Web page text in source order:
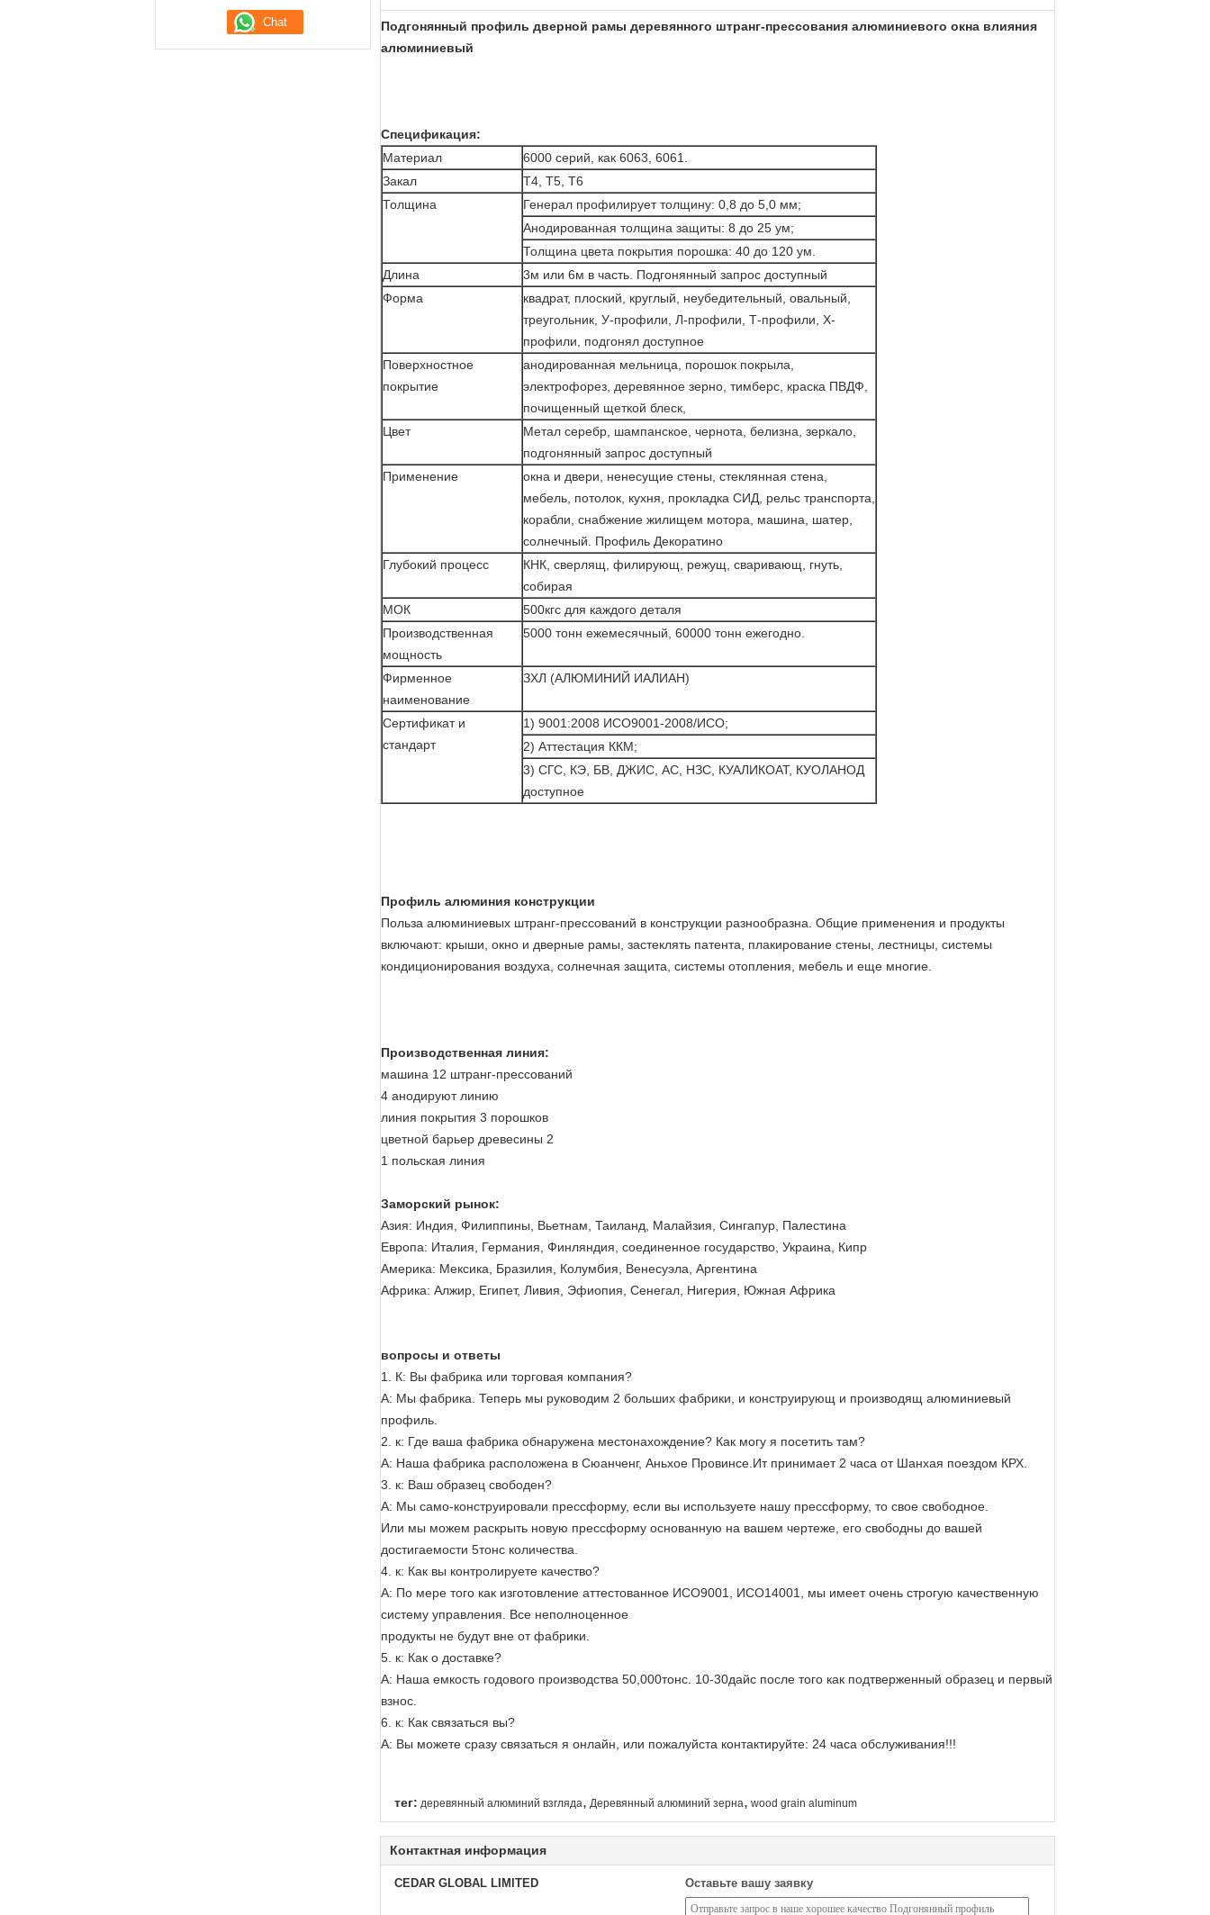
Подгонянный профиль дверной рамы деревянного штранг-прессования алюминиевого окна влияния
алюминиевый
Спецификация:
Материал
6000 серий, как 6063, 6061.
Закал
Т4, Т5, Т6
Толщина
Генерал профилирует толщину: 0,8 до 5,0 мм;
Анодированная толщина защиты: 8 до 25 ум;
Толщина цвета покрытия порошка: 40 до 120 ум.
Длина
3м или 6м в часть. Подгонянный запрос доступный
Форма
квадрат, плоский, круглый, неубедительный, овальный,
треугольник, У-профили, Л-профили, Т-профили, Х-
профили, подгонял доступное
Поверхностное
покрытие
анодированная мельница, порошок покрыла,
электрофорез, деревянное зерно, тимберс, краска ПВДФ,
почищенный щеткой блеск,
Цвет
Метал серебр, шампанское, чернота, белизна, зеркало,
подгонянный запрос доступный
Применение
окна и двери, ненесущие стены, стеклянная стена,
мебель, потолок, кухня, прокладка СИД, рельс транспорта,
корабли, снабжение жилищем мотора, машина, шатер,
солнечный. Профиль Декоратино
Глубокий процесс
КНК, сверлящ, филирующ, режущ, сваривающ, гнуть,
собирая
МОК
500кгс для каждого деталя
Производственная
мощность
5000 тонн ежемесячный, 60000 тонн ежегодно.
Фирменное
наименование
ЗХЛ (АЛЮМИНИЙ ИАЛИАН)
Сертификат и
стандарт
1) 9001:2008 ИСО9001-2008/ИСО;
2) Аттестация ККМ;
3) СГС, КЭ, БВ, ДЖИС, АС, НЗС, КУАЛИКОАТ, КУОЛАНОД
доступное
Профиль алюминия конструкции
Польза алюминиевых штранг-прессований в конструкции разнообразна. Общие применения и продукты
включают: крыши, окно и дверные рамы, застеклять патента, плакирование стены, лестницы, системы
кондиционирования воздуха, солнечная защита, системы отопления, мебель и еще многие.
Производственная линия:
машина 12 штранг-прессований
4 анодируют линию
линия покрытия 3 порошков
цветной барьер древесины 2
1 польская линия
Заморский рынок:
Азия: Индия, Филиппины, Вьетнам, Таиланд, Малайзия, Сингапур, Палестина
Европа: Италия, Германия, Финляндия, соединенное государство, Украина, Кипр
Америка: Мексика, Бразилия, Колумбия, Венесуэла, Аргентина
Африка: Алжир, Египет, Ливия, Эфиопия, Сенегал, Нигерия, Южная Африка
вопросы и ответы
1. К: Вы фабрика или торговая компания?
А: Мы фабрика. Теперь мы руководим 2 больших фабрики, и конструирующ и производящ алюминиевый
профиль.
2. к: Где ваша фабрика обнаружена местонахождение? Как могу я посетить там?
А: Наша фабрика расположена в Сюанченг, Аньхое Провинсе.Ит принимает 2 часа от Шанхая поездом КРХ.
3. к: Ваш образец свободен?
А: Мы само-конструировали прессформу, если вы используете нашу прессформу, то свое свободное.
Или мы можем раскрыть новую прессформу основанную на вашем чертеже, его свободны до вашей
достигаемости 5тонс количества.
4. к: Как вы контролируете качество?
А: По мере того как изготовление аттестованное ИСО9001, ИСО14001, мы имеет очень строгую качественную
систему управления. Все неполноценное
продукты не будут вне от фабрики.
5. к: Как о доставке?
А: Наша емкость годового производства 50,000тонс. 10-30дайс после того как подтверженный образец и первый
взнос.
6. к: Как связаться вы?
А: Вы можете сразу связаться я онлайн, или пожалуйста контактируйте: 24 часа обслуживания!!!
тег: деревянный алюминий взгляда, Деревянный алюминий зерна, wood grain aluminum
Контактная информация
CEDAR GLOBAL LIMITED Оставьте вашу заявку